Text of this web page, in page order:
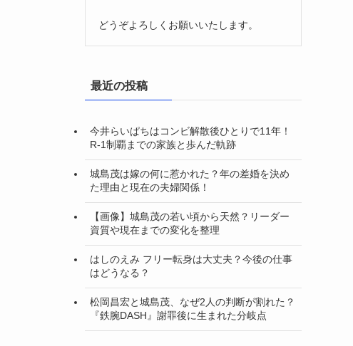
どうぞよろしくお願いいたします。
最近の投稿
今井らいぱちはコンビ解散後ひとりで11年！
R-1制覇までの家族と歩んだ軌跡
城島茂は嫁の何に惹かれた？年の差婚を決め
た理由と現在の夫婦関係！
【画像】城島茂の若い頃から天然？リーダー
資質や現在までの変化を整理
はしのえみ フリー転身は大丈夫？今後の仕事
はどうなる？
松岡昌宏と城島茂、なぜ2人の判断が割れた？
『鉄腕DASH』謝罪後に生まれた分岐点